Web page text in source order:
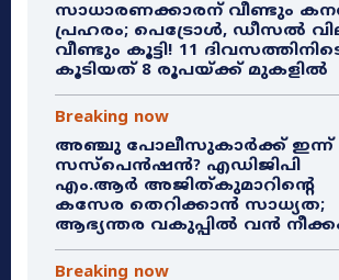
സാധാരണക്കാരന് വീണ്ടും
പ്രഹരം; പെട്രോൾ, ഡീസൽ
വീണ്ടും കൂട്ടി! 11
കൂടിയത് 8 രൂപയ്ക്ക് മുകളിൽ
Breaking now
അഞ്ചു പോലീസുകാർക്ക് ഇന്ന്
സസ്‌പെൻഷൻ? എഡിജിപി
എം.ആർ അജിത്കുമാറിൻ്റെ
കസേര തെറിക്കാൻ സാധ്യത;
ആഭ്യന്തര വകുപ്പിൽ വൻ
Breaking now